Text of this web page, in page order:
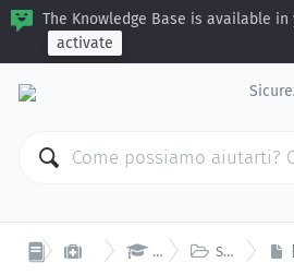
The Knowledge Base is available in
activate
 Sicurezza sul lavoro
 Ho l'esame in carriera
 Scienze della vita e biotecnologie